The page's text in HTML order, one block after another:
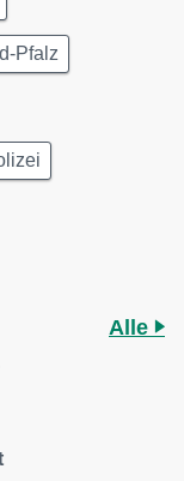
Pfalz
Alle